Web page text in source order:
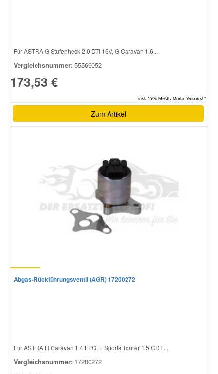
Für ASTRA G Stufenheck 2.0 DTI 16V, G Caravan 1.6...
Vergleichsnummer: 55566052
173,53 €
inkl. 19% MwSt. Gratis Versand *
Zum Artikel
Abgas-Rückführungsventil (AGR) 17200272
Für ASTRA H Caravan 1.4 LPG, L Sports Tourer 1.5 CDTi...
Vergleichsnummer: 17200272